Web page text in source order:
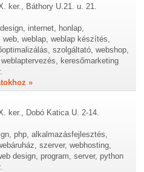
ker., Báthory U.21. u. 21.
internet, honlap,
weblap, weblap készítés,
szolgáltató, webshop,
keresőmarketing
»
ker., Dobó Katica U. 2-14.
php, alkalmazásfejlesztés,
szerver, webhosting,
design, program, server, python